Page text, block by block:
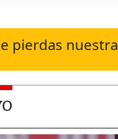
pierdas